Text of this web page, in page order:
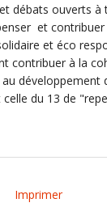
débats ouverts
et
et éco
contribuer à la
développement
du 13 de
Imprimer